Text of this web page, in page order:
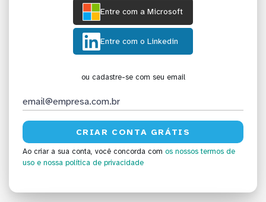
Entre com a Microsoft
Entre com o Linkedin
ou cadastre-se com seu email
Ao criar a sua conta, você concorda com os nossos termos de
uso e nossa política de privacidade